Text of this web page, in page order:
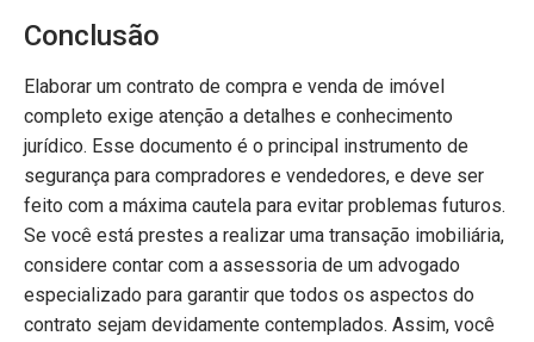
Conclusão
Elaborar um contrato de compra e venda de imóvel
completo exige atenção a detalhes e conhecimento
jurídico. Esse documento é o principal instrumento de
segurança para compradores e vendedores, e deve ser
feito com a máxima cautela para evitar problemas futuros.
Se você está prestes a realizar uma transação imobiliária,
considere contar com a assessoria de um advogado
especializado para garantir que todos os aspectos do
contrato sejam devidamente contemplados. Assim, você